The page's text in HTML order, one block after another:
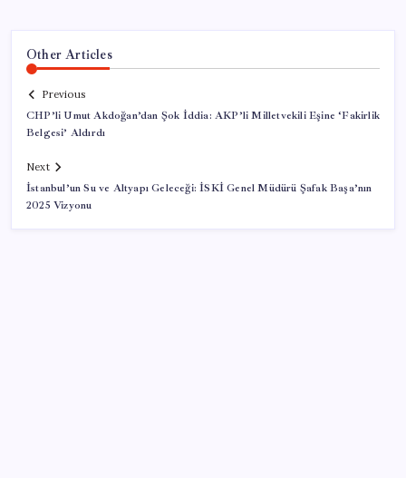
Other Articles
Previous
CHP’li Umut Akdoğan’dan Şok İddia: AKP’li Milletvekili Eşine ‘Fakirlik
Belgesi’ Aldırdı
Next
İstanbul’un Su ve Altyapı Geleceği: İSKİ Genel Müdürü Şafak Başa’nın
2025 Vizyonu